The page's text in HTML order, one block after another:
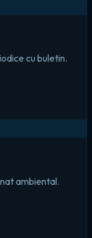
cu buletin.
ambiental.